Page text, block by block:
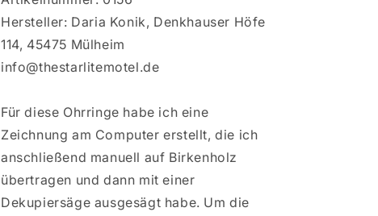
Hersteller: Daria Konik, Denkhauser Höfe
114, 45475 Mülheim
info@thestarlitemotel.de
Für diese Ohrringe habe ich eine
Zeichnung am Computer erstellt, die ich
anschließend manuell auf Birkenholz
übertragen und dann mit einer
Dekupiersäge ausgesägt habe. Um die